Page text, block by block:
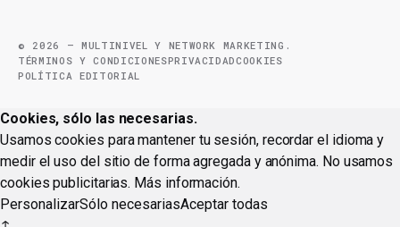
© 2026 — MULTINIVEL Y NETWORK MARKETING.
TÉRMINOS Y CONDICIONESPRIVACIDADCOOKIES
POLÍTICA EDITORIAL
Cookies, sólo las necesarias.
Usamos cookies para mantener tu sesión, recordar el idioma y
medir el uso del sitio de forma agregada y anónima. No usamos
cookies publicitarias. Más información.
PersonalizarSólo necesariasAceptar todas